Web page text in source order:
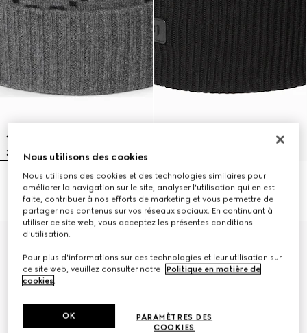
Bonnet en cachemire GG
CHF 500
Bonnet en laine avec logo
CHF 310
Nous utilisons des cookies
Nous utilisons des cookies et des technologies similaires pour
améliorer la navigation sur le site, analyser l'utilisation qui en est
faite, contribuer à nos efforts de marketing et vous permettre de
partager nos contenus sur vos réseaux sociaux. En continuant à
utiliser ce site web, vous acceptez les présentes conditions
d'utilisation.
Pour plus d'informations sur ces technologies et leur utilisation sur
ce site web, veuillez consulter notre
Politique en matière de
cookies.
PARAMÈTRES DES
COOKIES
OK